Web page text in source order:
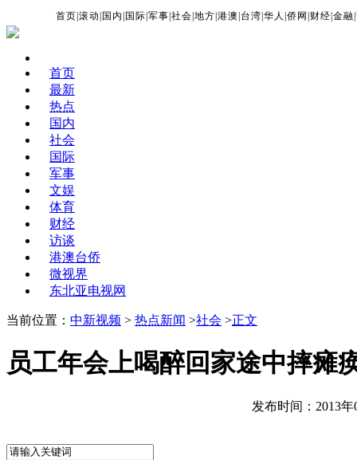
首页 |滚动 国内 国际 |军事 |社会 |地方 |港澳 台湾 |华人 |侨网 财经 |金融 |
首页
最新
热点
国内
社会
国际
军事
文娱
体育
财经
访谈
港澳台侨
微视界
东北亚电视网
当前位置： 中新视频 > 热点新闻 >社会 >正文
员工年会上喝醉回家途中摔瘫
发布时间：2013年